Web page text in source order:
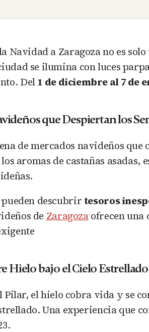
Navidad a Zaragoza no es
se ilumina con luces
Del1 de diciembre al 7 de
que Despiertan los
de mercados navideños que
aromas de castañas asadas,
descubrirtesoros
de Zaragozaofrecen una
Hielo bajo el Cielo Estrellado
Pilar, el hielo cobra vida y se
Una experiencia que